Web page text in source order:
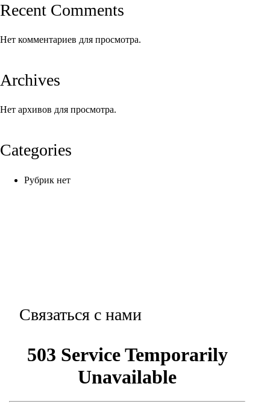
Recent Comments
Нет комментариев для просмотра.
Archives
Нет архивов для просмотра.
Categories
Рубрик нет
Связаться с нами